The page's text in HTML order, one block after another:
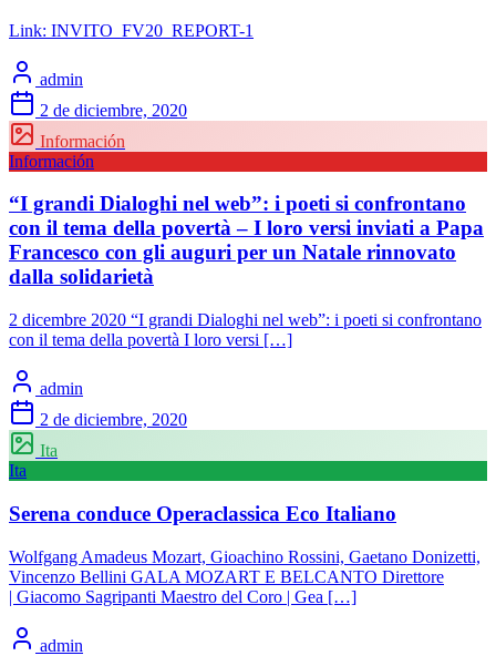
Link: INVITO_FV20_REPORT-1
admin
2 de diciembre, 2020
Información
Información
“I grandi Dialoghi nel web”: i poeti si confrontano
con il tema della povertà – I loro versi inviati a Papa
Francesco con gli auguri per un Natale rinnovato
dalla solidarietà
2 dicembre 2020 “I grandi Dialoghi nel web”: i poeti si confrontano
con il tema della povertà I loro versi […]
admin
2 de diciembre, 2020
Ita
Ita
Serena conduce Operaclassica Eco Italiano
Wolfgang Amadeus Mozart, Gioachino Rossini, Gaetano Donizetti,
Vincenzo Bellini GALA MOZART E BELCANTO Direttore
| Giacomo Sagripanti Maestro del Coro | Gea […]
admin